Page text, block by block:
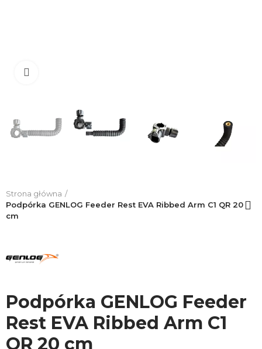
Strona główna
Podpórka GENLOG Feeder Rest EVA Ribbed Arm C1 QR 20
cm
Podpórka GENLOG Feeder
Rest EVA Ribbed Arm C1
QR 20 cm